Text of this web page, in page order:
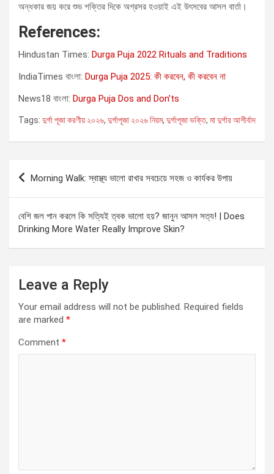
অন্ধকার জয় করে শুভ শক্তির দিকে অগ্রসর হওয়াই এই উৎসবের আসল বার্তা।
References:
Hindustan Times: Durga Puja 2022 Rituals and Traditions
IndiaTimes বাংলা: Durga Puja 2025: কী করবেন, কী করবেন না
News18 বাংলা: Durga Puja Dos and Don’ts
Tags: দুর্গা পূজা করণীয় ২০২৬, দুর্গাপূজা ২০২৬ নিয়ম, দুর্গাপূজা ভক্তি, মা দুর্গার আশীর্বাদ
Post
navigation
Morning Walk: স্বাস্থ্য ভালো রাখার সবচেয়ে সহজ ও কার্যকর উপায়
বেশি জল পান করলে কি সত্যিই ত্বক ভালো হয়? জানুন আসল সত্য! | Does
Drinking More Water Really Improve Skin?
Leave a Reply
Your email address will not be published. Required fields
are marked *
Comment *